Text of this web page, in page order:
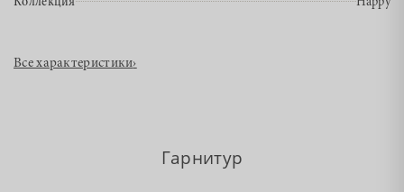
Коллекция Happy
Все характеристики›
Гарнитур